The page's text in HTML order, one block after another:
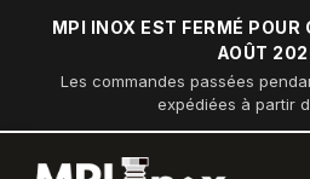
Se rendre au contenu
MPI INOX EST FERMÉ
AOÛT
Les commandes passées
expédiées à partir